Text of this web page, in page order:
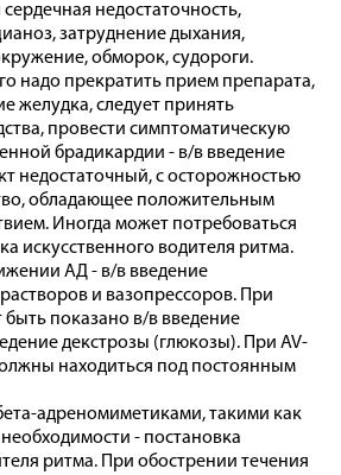
недостаточность,
затруднение дыхания,
обморок, судороги.
надо прекратить прием препарата,
желудка, следует принять
провести симптоматическую
брадикардии - в/в введение
недостаточный, с осторожностью
обладающее положительным
Иногда может потребоваться
искусственного водителя ритма.
АД - в/в введение
и вазопрессоров. При
показано в/в введение
декстрозы (глюкозы). При AV-
находиться под постоянным
адреномиметиками, такими как
- постановка
ритма. При обострении течения